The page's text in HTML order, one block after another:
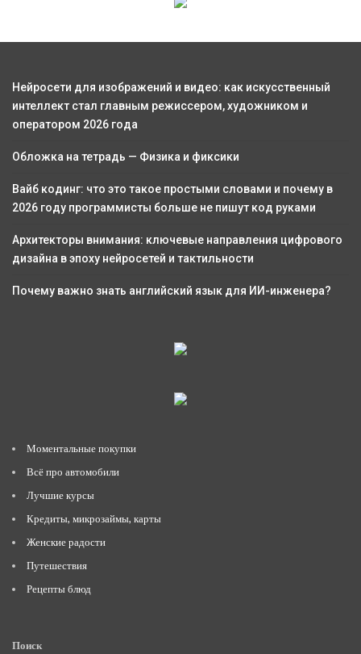
Нейросети для изображений и видео: как искусственный
интеллект стал главным режиссером, художником и
оператором 2026 года
Обложка на тетрадь — Физика и фиксики
Вайб кодинг: что это такое простыми словами и почему в
2026 году программисты больше не пишут код руками
Архитекторы внимания: ключевые направления цифрового
дизайна в эпоху нейросетей и тактильности
Почему важно знать английский язык для ИИ-инженера?
Моментальные покупки
Всё про автомобили
Лучшие курсы
Кредиты, микрозаймы, карты
Женские радости
Путешествия
Рецепты блюд
Поиск